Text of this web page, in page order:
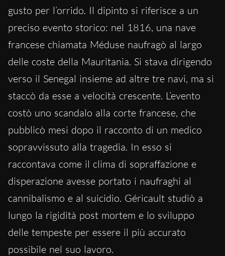
gusto per l’orrido. Il dipinto si riferisce a un
preciso evento storico: nel 1816, una nave
francese chiamata Méduse naufragò al largo
delle coste della Mauritania. Si stava dirigendo
verso il Senegal insieme ad altre tre navi, ma si
staccò da esse a velocità crescente. L’evento
costò uno scandalo alla corte francese, che
pubblicò mesi dopo il racconto di un medico
sopravvissuto alla tragedia. In esso si
raccontava come il clima di sopraffazione e
disperazione avesse portato i naufraghi al
cannibalismo e al suicidio. Géricault studiò a
lungo la rigidità post mortem e lo sviluppo
delle tempeste per essere il più accurato
possibile nel suo lavoro.